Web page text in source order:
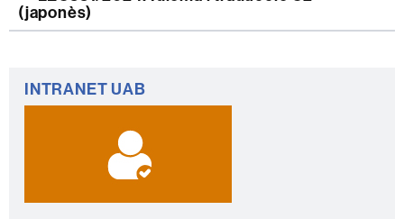
(japonès)
Informació
complementària
INTRANET UAB